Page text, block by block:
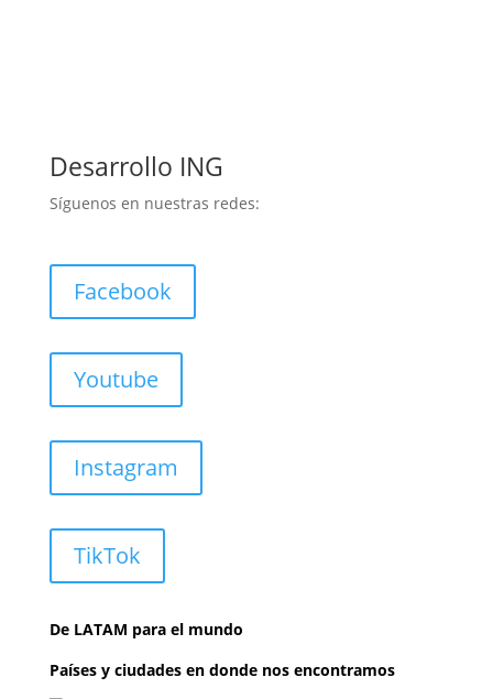
Desarrollo ING
Síguenos en nuestras redes:
Facebook
Youtube
Instagram
TikTok
De LATAM para el mundo
Países y ciudades en donde nos encontramos